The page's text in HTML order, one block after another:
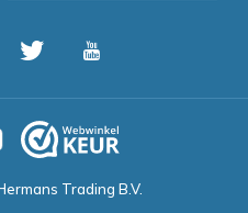
Trading B.V.